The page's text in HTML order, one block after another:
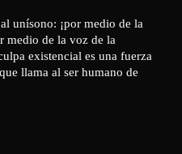
unísono: ¡por medio de la
medio de la voz de la
existencial es una fuerza
llama al ser humano de